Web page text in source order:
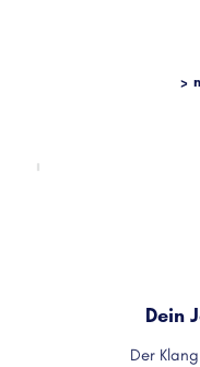
>
Dein
Der